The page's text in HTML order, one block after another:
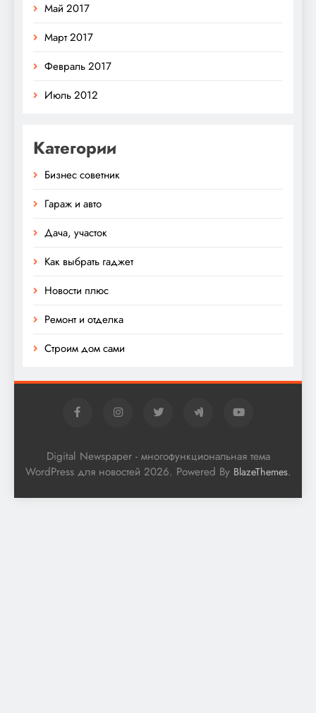
Май 2017
Март 2017
Февраль 2017
Июль 2012
Категории
Бизнес советник
Гараж и авто
Дача, участок
Как выбрать гаджет
Новости плюс
Ремонт и отделка
Строим дом сами
Digital Newspaper - многофункциональная тема
WordPress для новостей 2026. Powered By BlazeThemes.